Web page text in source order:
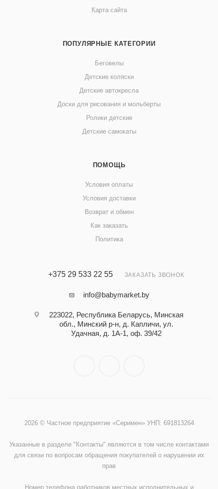
Карта сайта
ПОПУЛЯРНЫЕ КАТЕГОРИИ
Беговелы
Детские коляски
Детские автокресла
Доски для рисования и мольберты
Ролики детские
Детские самокаты
ПОМОЩЬ
Условия оплаты
Условия доставки
Возврат и обмен
Как заказать
Политика
+375 29 533 22 55 ЗАКАЗАТЬ ЗВОНОК
info@babymarket.by
223022, Республика Беларусь, Минская
обл., Минский р-н, д. Капличи, ул.
Удачная, д. 1А-1, оф. 39/42
2026 © Частное предприятие «Серимен» УНП: 691813264
Указанные в разделе "Контакты" являются в том числе контактами
для связи по вопросам обращения покупателей о нарушении их
прав
Номер телефона работников местных исполнительных и